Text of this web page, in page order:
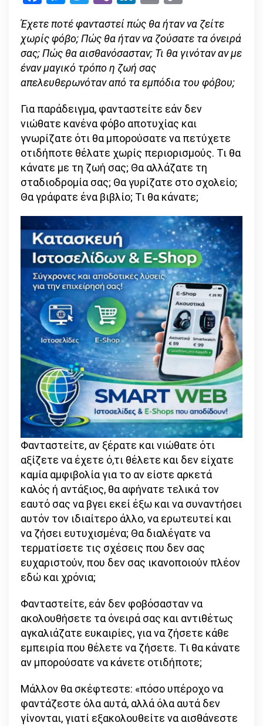
Άφοβα;
Ζήσε
κι
ας
φοβάσαι!
Link
Έχετε ποτέ φανταστεί πώς θα ήταν να ζείτε
χωρίς φόβο; Πώς θα ήταν να ζούσατε τα όνειρά
σας; Πώς θα αισθανόσασταν; Τι θα γινόταν αν με
έναν μαγικό τρόπο η ζωή σας
απελευθερωνόταν από τα εμπόδια του φόβου;
Για παράδειγμα, φανταστείτε εάν δεν
νιώθατε κανένα φόβο αποτυχίας και
γνωρίζατε ότι θα μπορούσατε να πετύχετε
οτιδήποτε θέλατε χωρίς περιορισμούς. Τι θα
κάνατε με τη ζωή σας; Θα αλλάζατε τη
σταδιοδρομία σας; Θα γυρίζατε στο σχολείο;
Θα γράφατε ένα βιβλίο; Τι θα κάνατε;
Φανταστείτε, αν ξέρατε και νιώθατε ότι
αξίζετε να έχετε ό,τι θέλετε και δεν είχατε
καμία αμφιβολία για το αν είστε αρκετά
καλός ή αντάξιος, θα αφήνατε τελικά τον
εαυτό σας να βγει εκεί έξω και να συναντήσει
αυτόν τον ιδιαίτερο άλλο, να ερωτευτεί και
να ζήσει ευτυχισμένα; Θα διαλέγατε να
τερματίσετε τις σχέσεις που δεν σας
ευχαριστούν, που δεν σας ικανοποιούν πλέον
εδώ και χρόνια;
Φανταστείτε, εάν δεν φοβόσασταν να
ακολουθήσετε τα όνειρά σας και αντιθέτως
αγκαλιάζατε ευκαιρίες, για να ζήσετε κάθε
εμπειρία που θέλετε να ζήσετε. Τι θα κάνατε
αν μπορούσατε να κάνετε οτιδήποτε;
Μάλλον θα σκέφτεστε: «πόσο υπέροχο να
φαντάζεστε όλα αυτά, αλλά όλα αυτά δεν
γίνονται, γιατί εξακολουθείτε να αισθάνεστε